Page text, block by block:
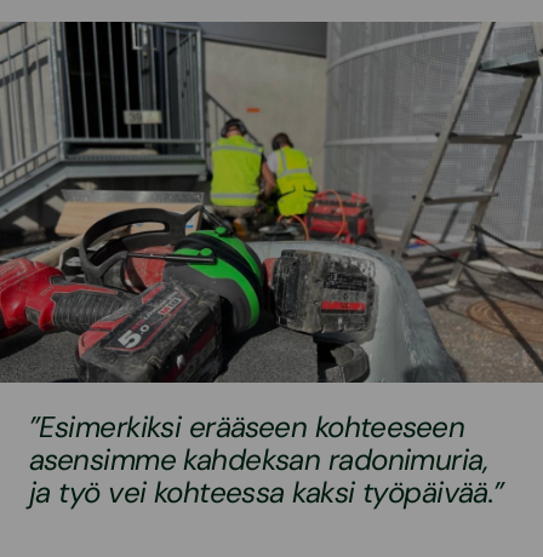
”Esimerkiksi erääseen kohteeseen
asensimme kahdeksan radonimuria,
ja työ vei kohteessa kaksi työpäivää.”